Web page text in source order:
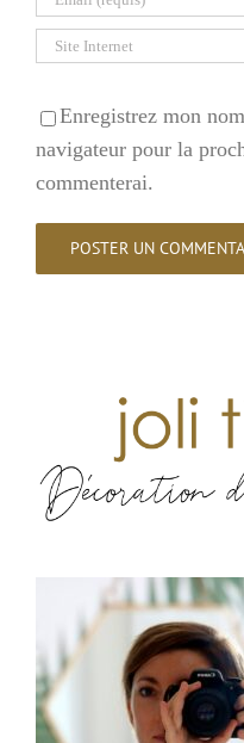
Enregistrez mon
navigateur pour la
commenterai.